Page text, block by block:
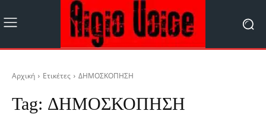
Αρχική Ετικέτες ΔΗΜΟΣΚΟΠΗΣΗ
Tag: ΔΗΜΟΣΚΟΠΗΣΗ